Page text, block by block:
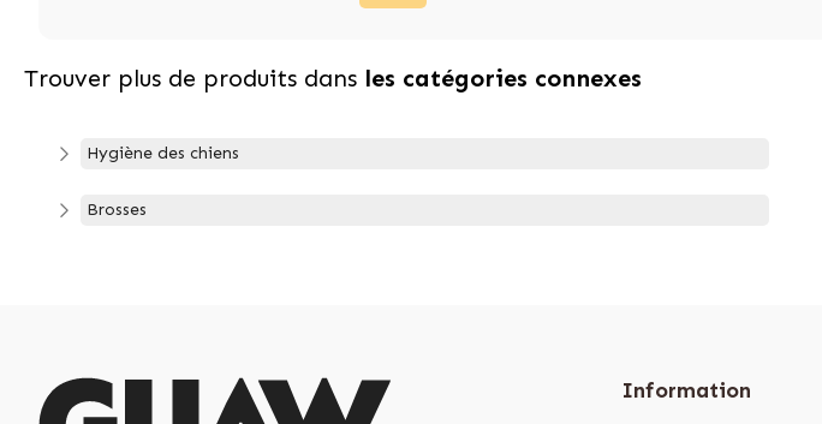
Trouver plus de produits dans les catégories connexes
Hygiène des chiens
Brosses
Information